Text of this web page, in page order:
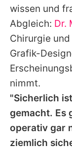
wissen und
Abgleich: Dr.
Chirurgie
Grafik-
nimmt.
"Sicherlich
gemacht. Es
operativ gar
ziemlich